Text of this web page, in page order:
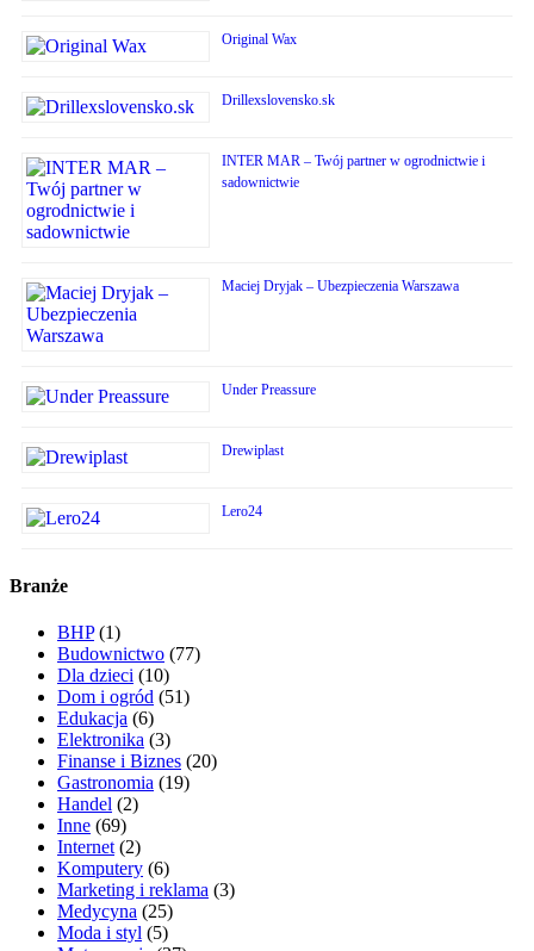
Original Wax
Drillexslovensko.sk
INTER MAR – Twój partner w ogrodnictwie i
sadownictwie
Maciej Dryjak – Ubezpieczenia Warszawa
Under Preassure
Drewiplast
Lero24
Branże
BHP(1)
Budownictwo (77)
Dla dzieci (10)
Dom i ogród (51)
Edukacja (6)
Elektronika (3)
Finanse i Biznes (20)
Gastronomia (19)
Handel (2)
Inne (69)
Internet (2)
Komputery (6)
Marketing i reklama (3)
Medycyna (25)
Moda i styl (5)